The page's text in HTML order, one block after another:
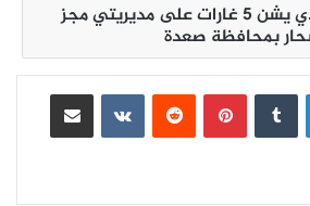
الطيران السعودي يشن 5 غارات على مديريتي مجز
بمحافظة صعدة
لينكدإن بينتيريست
مشاركة عبر البريد